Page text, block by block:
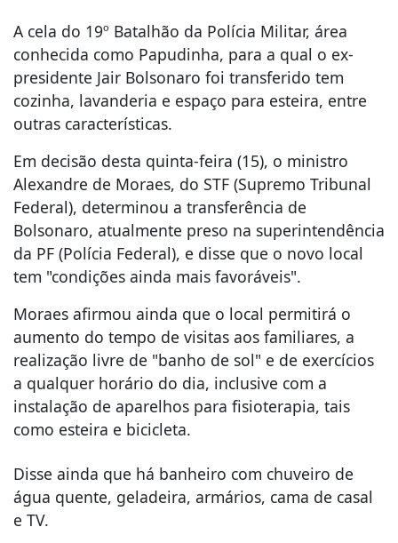
A cela do 19º Batalhão da Polícia Militar, área
conhecida como Papudinha, para a qual o ex-
presidente Jair Bolsonaro foi transferido tem
cozinha, lavanderia e espaço para esteira, entre
outras características.
Em decisão desta quinta-feira (15), o ministro
Alexandre de Moraes, do STF (Supremo Tribunal
Federal), determinou a transferência de
Bolsonaro, atualmente preso na superintendência
da PF (Polícia Federal), e disse que o novo local
tem "condições ainda mais favoráveis".
Moraes afirmou ainda que o local permitirá o
aumento do tempo de visitas aos familiares, a
realização livre de "banho de sol" e de exercícios
a qualquer horário do dia, inclusive com a
instalação de aparelhos para fisioterapia, tais
como esteira e bicicleta.
Disse ainda que há banheiro com chuveiro de
água quente, geladeira, armários, cama de casal
e TV.